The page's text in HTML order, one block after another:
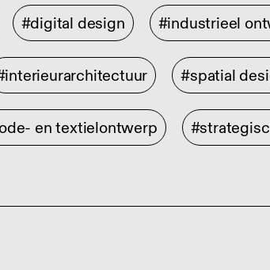
#digital design #industrieel
#spatial
en textielontwerp